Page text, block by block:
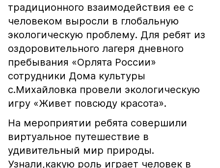
традиционного взаимодействия ее с
человеком выросли в глобальную
экологическую проблему. Для ребят из
оздоровительного лагеря дневного
пребывания «Орлята России»
сотрудники Дома культуры
с.Михайловка провели экологическую
игру «Живет повсюду красота».
На мероприятии ребята совершили
виртуальное путешествие в
удивительный мир природы.
Узнали,какую роль играет человек в